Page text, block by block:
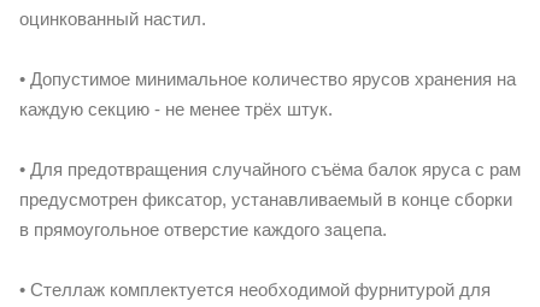
оцинкованный настил.
• Допустимое минимальное количество ярусов хранения на
каждую секцию - не менее трёх штук.
• Для предотвращения случайного съёма балок яруса с рам
предусмотрен фиксатор, устанавливаемый в конце сборки
в прямоугольное отверстие каждого зацепа.
• Стеллаж комплектуется необходимой фурнитурой для